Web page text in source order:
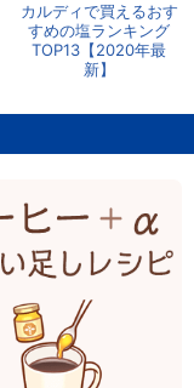
カルディで買えるおす
すめの塩ランキング
TOP13【2020年最
新】